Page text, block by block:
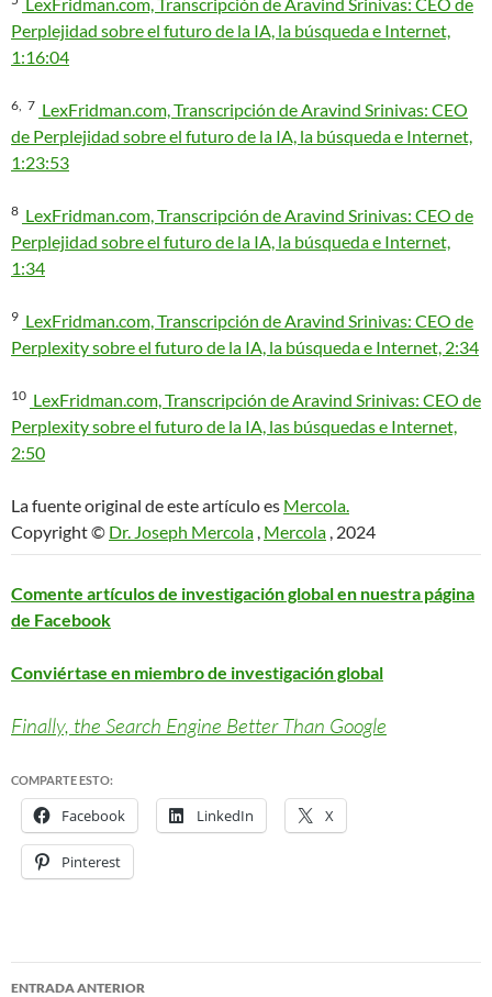
Perplejidad sobre el futuro de la IA, la búsqueda e Internet,
1:16:04
6, 7 LexFridman.com, Transcripción de Aravind Srinivas: CEO
de Perplejidad sobre el futuro de la IA, la búsqueda e Internet,
1:23:53
8 LexFridman.com, Transcripción de Aravind Srinivas: CEO de
Perplejidad sobre el futuro de la IA, la búsqueda e Internet,
1:34
9 LexFridman.com, Transcripción de Aravind Srinivas: CEO de
Perplexity sobre el futuro de la IA, la búsqueda e Internet, 2:34
10 LexFridman.com, Transcripción de Aravind Srinivas: CEO de
Perplexity sobre el futuro de la IA, las búsquedas e Internet,
2:50
La fuente original de este artículo es Mercola.
Copyright © Dr. Joseph Mercola , Mercola , 2024
Comente artículos de investigación global en nuestra página
de Facebook
Conviértase en miembro de investigación global
Finally, the Search Engine Better Than Google
COMPARTE ESTO:
Facebook LinkedIn X
Pinterest
ENTRADA ANTERIOR